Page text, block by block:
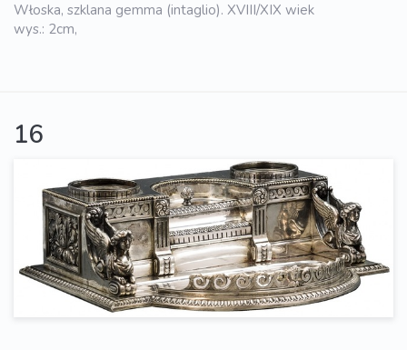
Włoska, szklana gemma (intaglio). XVIII/XIX wiek
wys.: 2cm,
16